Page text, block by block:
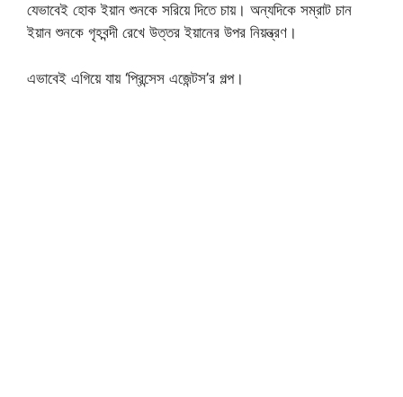
যেভাবেই হোক ইয়ান শুনকে সরিয়ে দিতে চায়। অন্যদিকে সম্রাট চান
ইয়ান শুনকে গৃহবন্দী রেখে উত্তর ইয়ানের উপর নিয়ন্ত্রণ।
এভাবেই এগিয়ে যায় ‘প্রিন্সেস এজেন্টস’র গল্প।